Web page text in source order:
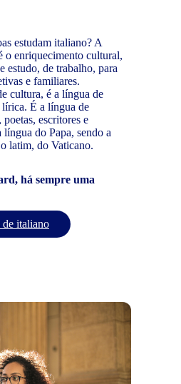
estudam italiano? A
o enriquecimento cultural,
estudo, de trabalho, para
e familiares.
cultura, é a língua de
É a língua de
escritores e
do Papa, sendo a
latim, do Vaticano.
há sempre uma
de italiano